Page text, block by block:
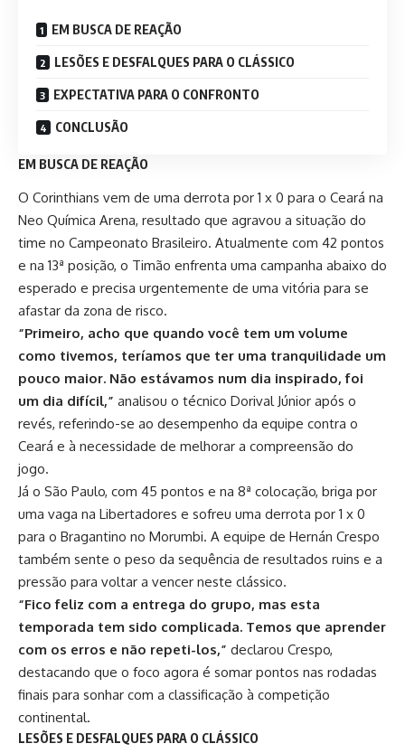
EM BUSCA DE REAÇÃO
LESÕES E DESFALQUES PARA O CLÁSSICO
EXPECTATIVA PARA O CONFRONTO
CONCLUSÃO
EM BUSCA DE REAÇÃO
O Corinthians vem de uma derrota por 1 x 0 para o Ceará na
Neo Química Arena, resultado que agravou a situação do
time no Campeonato Brasileiro. Atualmente com 42 pontos
e na 13ª posição, o Timão enfrenta uma campanha abaixo do
esperado e precisa urgentemente de uma vitória para se
afastar da zona de risco.
“Primeiro, acho que quando você tem um volume
como tivemos, teríamos que ter uma tranquilidade um
pouco maior. Não estávamos num dia inspirado, foi
um dia difícil,” analisou o técnico Dorival Júnior após o
revés, referindo-se ao desempenho da equipe contra o
Ceará e à necessidade de melhorar a compreensão do
jogo.​
Já o São Paulo, com 45 pontos e na 8ª colocação, briga por
uma vaga na Libertadores e sofreu uma derrota por 1 x 0
para o Bragantino no Morumbi. A equipe de Hernán Crespo
também sente o peso da sequência de resultados ruins e a
pressão para voltar a vencer neste clássico.
“Fico feliz com a entrega do grupo, mas esta
temporada tem sido complicada. Temos que aprender
com os erros e não repeti-los,” declarou Crespo,
destacando que o foco agora é somar pontos nas rodadas
finais para sonhar com a classificação à competição
continental.​
LESÕES E DESFALQUES PARA O CLÁSSICO